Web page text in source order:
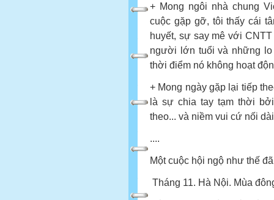
+ Mong ngôi nhà chung
cuộc gặp gỡ, tôi thấy cái
huyết, sự say mê với
người lớn tuổi và những
thời điểm nó không hoạt
+ Mong ngày gặp lại tiếp
là sự chia tay tạm thời
theo... và niềm vui cứ nối
....
Một cuộc hội ngộ như thế
Tháng 11. Hà Nội. Mùa